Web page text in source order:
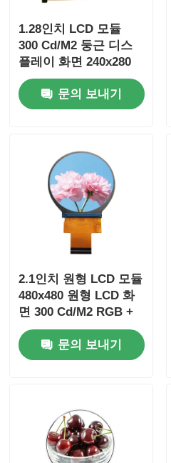
1.28인치 LCD 모듈
300 Cd/M2 둥근 디스
플레이 화면 240x280
전체 전망 각
문의 보내기
2.1인치 원형 LCD 모듈
480x480 원형 LCD 화
면 300 Cd/M2 RGB +
SPI 인터페이스
문의 보내기